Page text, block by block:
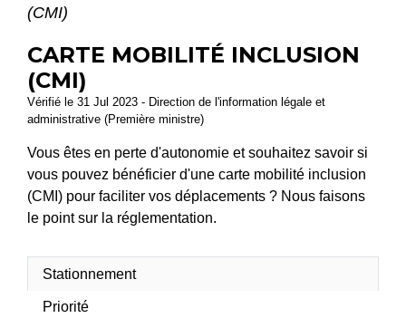
(CMI)
CARTE MOBILITÉ INCLUSION
(CMI)
Vérifié le 31 Jul 2023 - Direction de l'information légale et
administrative (Première ministre)
Vous êtes en perte d'autonomie et souhaitez savoir si
vous pouvez bénéficier d'une carte mobilité inclusion
(CMI) pour faciliter vos déplacements ? Nous faisons
le point sur la réglementation.
Stationnement
Priorité